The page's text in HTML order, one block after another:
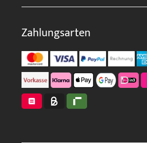
Zahlungsarten